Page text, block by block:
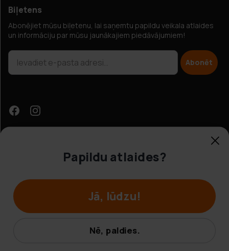
Biļetens
Abonējiet mūsu biļetenu, lai saņemtu papildu veikala atlaides
un informāciju par mūsu jaunākajiem piedāvājumiem!
Abonēt
© Hobbybox 2025
Papildu atlaides?
Jā, lūdzu!
Nē, paldies.